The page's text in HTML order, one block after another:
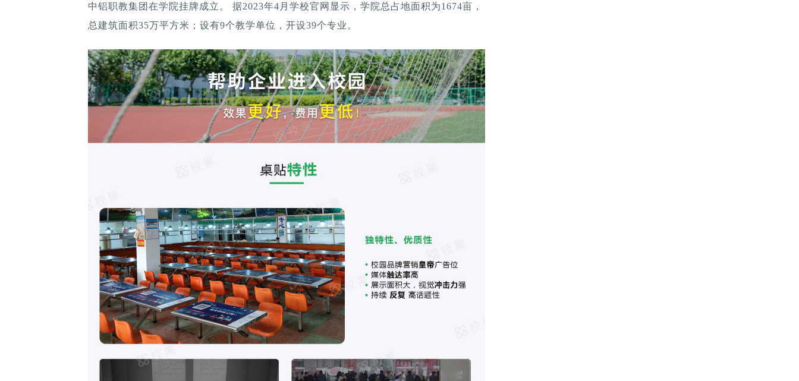
中铝职教集团在学院挂牌成立。 据2023年4月学校官网显示，学院总占地面积为1674亩，
总建筑面积35万平方米；设有9个教学单位，开设39个专业。